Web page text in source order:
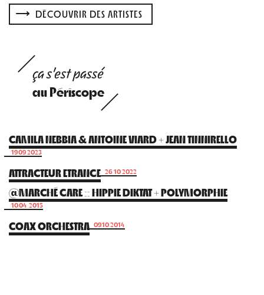
DÉCOUVRIR DES ARTISTES
ça s'est passé
au Périscope
CAMILA NEBBIA & ANTOINE VIARD + JEAN TINNIRELLO
19.09.2023
ATTRACTEUR ETRANGE 26.10.2022
@MARCHÉ GARE :: HIPPIE DIKTAT + POLYMORPHIE
10.04.2015
COAX ORCHESTRA 09.10.2014